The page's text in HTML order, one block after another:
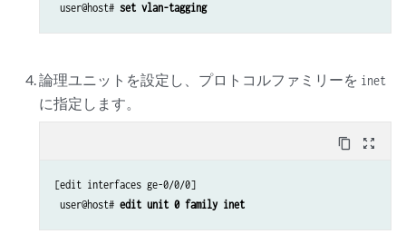
user@host# set vlan-tagging
論理ユニットを設定し、プロトコルファミリーを inet
に指定します。
content_copy zoom_out_map
[edit interfaces ge-0/0/0]
user@host# edit unit 0 family inet